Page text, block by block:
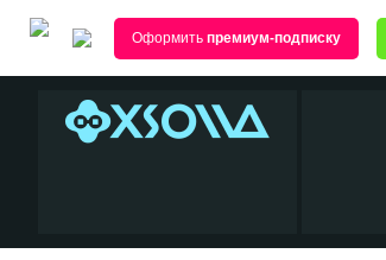
Оформить премиум-подписку